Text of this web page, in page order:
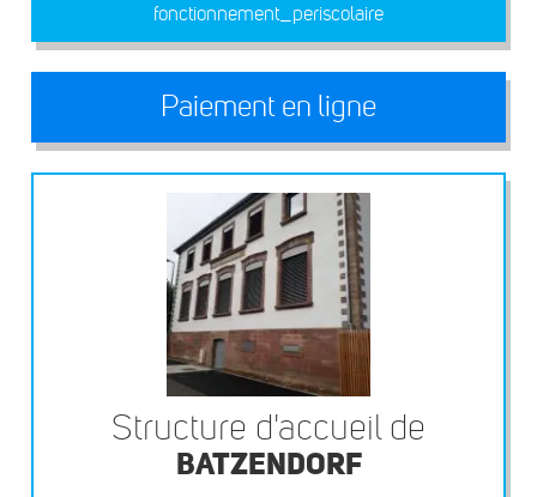
fonctionnement_periscolaire
Paiement en ligne
Structure d'accueil de
BATZENDORF